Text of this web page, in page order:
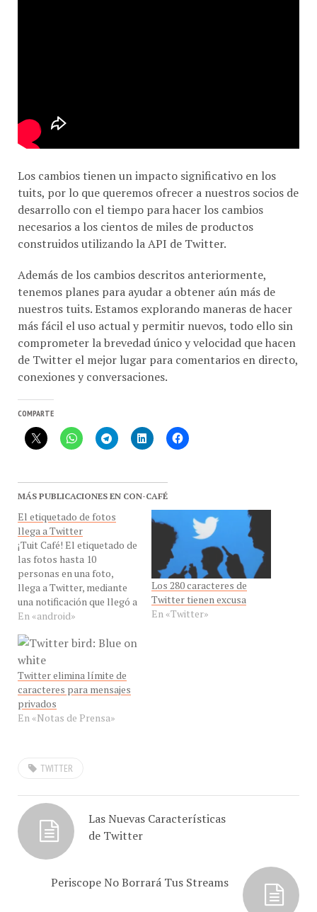
tuits, por lo que queremos ofrecer a nuestros socios de
desarrollo con el tiempo para hacer los cambios
necesarios a los cientos de miles de productos
construidos utilizando la API de Twitter.
tenemos planes para ayudar a obtener aún más de
nuestros tuits. Estamos explorando maneras de hacer
más fácil el uso actual y permitir nuevos, todo ello sin
comprometer la brevedad único y velocidad que hacen
de Twitter el mejor lugar para comentarios en directo,
conexiones y conversaciones.
El etiquetado de fotos
llega a Twitter
¡Tuit Café! El etiquetado de
las fotos hasta 10
personas en una foto,
llega a Twitter, mediante
una notificación que llegó a
todos los usuarios como
se ve en captura de la
Etiquetado de Fotos deja
de ser un patrimonio de
facebook. Pero hay otra
novedad:…
En «android»
Los 280 caracteres de
Twitter tienen excusa
En «Twitter»
Twitter elimina límite de
caracteres para mensajes
privados
En «Notas de Prensa»
de Twitter